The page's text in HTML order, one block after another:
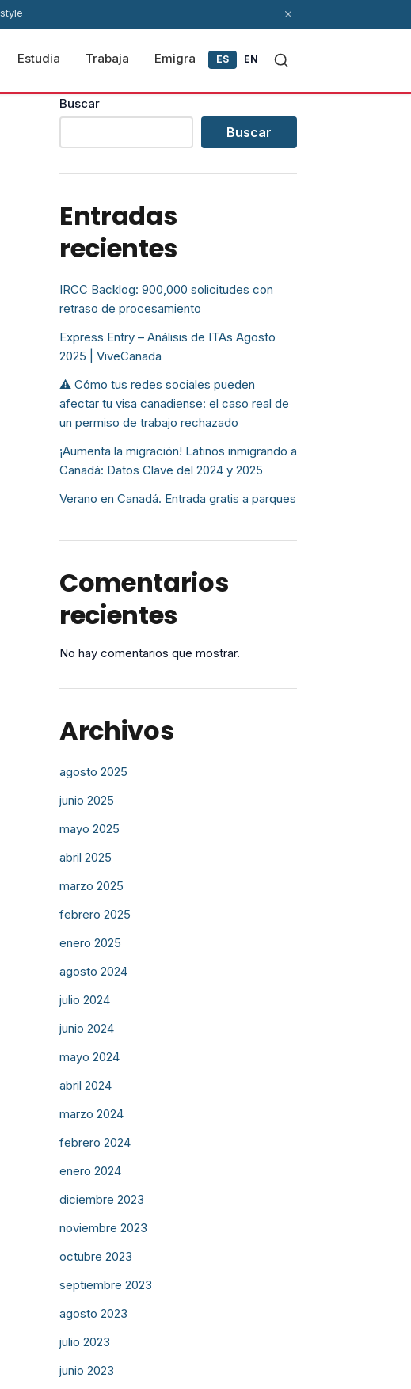
Estudia Trabaja Emigra ES EN
Buscar
Buscar
Entradas
recientes
IRCC Backlog: 900,000 solicitudes con
retraso de procesamiento
Express Entry – Análisis de ITAs Agosto
2025 | ViveCanada
⚠️ Cómo tus redes sociales pueden
afectar tu visa canadiense: el caso real de
un permiso de trabajo rechazado
¡Aumenta la migración! Latinos inmigrando a
Canadá: Datos Clave del 2024 y 2025
Verano en Canadá. Entrada gratis a parques
Comentarios
recientes
No hay comentarios que mostrar.
Archivos
agosto 2025
junio 2025
mayo 2025
abril 2025
marzo 2025
febrero 2025
enero 2025
agosto 2024
julio 2024
junio 2024
mayo 2024
abril 2024
marzo 2024
febrero 2024
enero 2024
diciembre 2023
noviembre 2023
octubre 2023
septiembre 2023
agosto 2023
julio 2023
junio 2023